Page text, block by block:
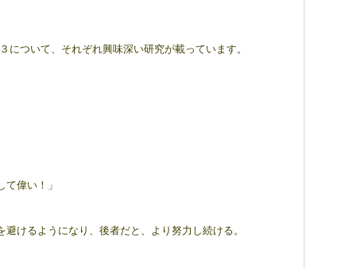
ついて、それぞれ興味深い研究が載っています。
偉い！」
けるようになり、後者だと、より努力し続ける。